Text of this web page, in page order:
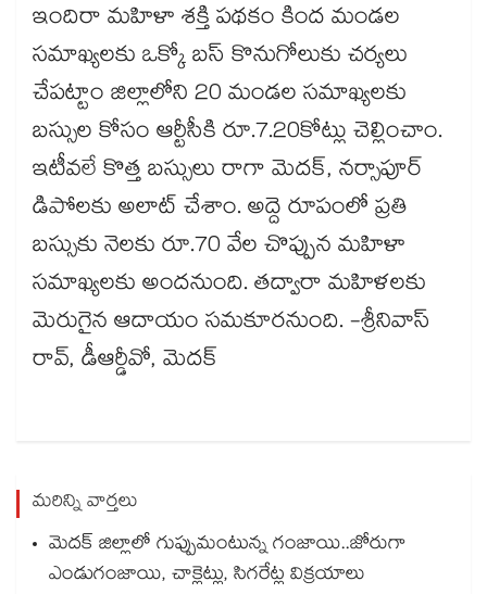
ఇందిరా మహిళా శక్తి పథకం కింద మండల
సమాఖ్యలకు ఒక్కో బస్ కొనుగోలుకు చర్యలు
చేపట్టాం జిల్లాలోని 20 మండల సమాఖ్యలకు
బస్సుల కోసం ఆర్టీసీకి రూ.7.20కోట్లు చెల్లించాం.
ఇటీవలే కొత్త బస్సులు రాగా మెదక్, నర్సాపూర్​
డిపోలకు అలాట్​ చేశాం. అద్దె రూపంలో ప్రతి
బస్సుకు నెలకు రూ.70 వేల చొప్పున మహిళా
సమాఖ్యలకు అందనుంది. తద్వారా మహిళలకు
మెరుగైన ఆదాయం సమకూరనుంది. -శ్రీనివాస్
రావ్, డీఆర్డీవో, మెదక్
మరిన్ని వార్తలు
మెదక్ జిల్లాలో గుప్పుమంటున్న గంజాయి..జోరుగా
ఎండుగంజాయి, చాక్లెట్లు, సిగరేట్ల విక్రయాలు